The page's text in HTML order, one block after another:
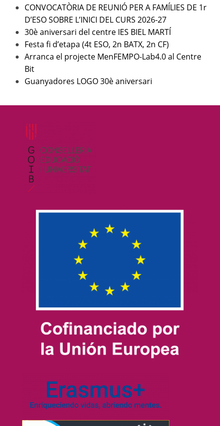
CONVOCATÒRIA DE REUNIÓ PER A FAMÍLIES DE 1r
D’ESO SOBRE L’INICI DEL CURS 2026-27
30è aniversari del centre IES BIEL MARTÍ
Festa fi d’etapa (4t ESO, 2n BATX, 2n CF)
Arranca el projecte MenFEMPO-Lab4.0 al Centre
Bit
Guanyadores LOGO 30è aniversari